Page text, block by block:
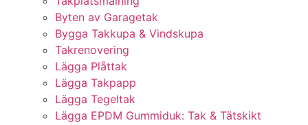
Byten av Garagetak
Bygga Takkupa & Vindskupa
Takrenovering
Lägga Plåttak
Lägga Takpapp
Lägga Tegeltak
Lägga EPDM Gummiduk: Tak & Tätskikt